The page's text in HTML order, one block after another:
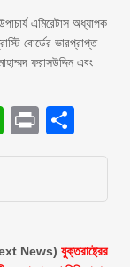
এমিরেটাস অধ্যাপক
বোর্ডের ভারপ্রাপ্ত
ফরাসউদ্দিন এবং
Print
News) যুক্তরাষ্ট্রের